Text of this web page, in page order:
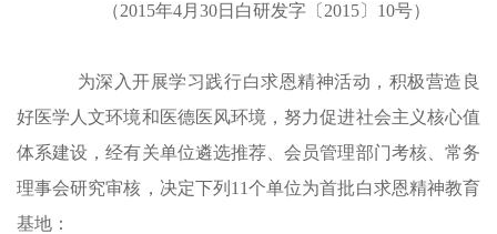
（2015年4月30日 白研发字〔2015〕10号）
为深入开展学习践行白求恩精神活动，积极营造良
好医学人文环境和医德医风环境，努力促进社会主义核心值
体系建设，经有关单位遴选推荐、会员管理部门考核、常务
理事会研究审核，决定下列11个单位为首批白求恩精神教育
基地：